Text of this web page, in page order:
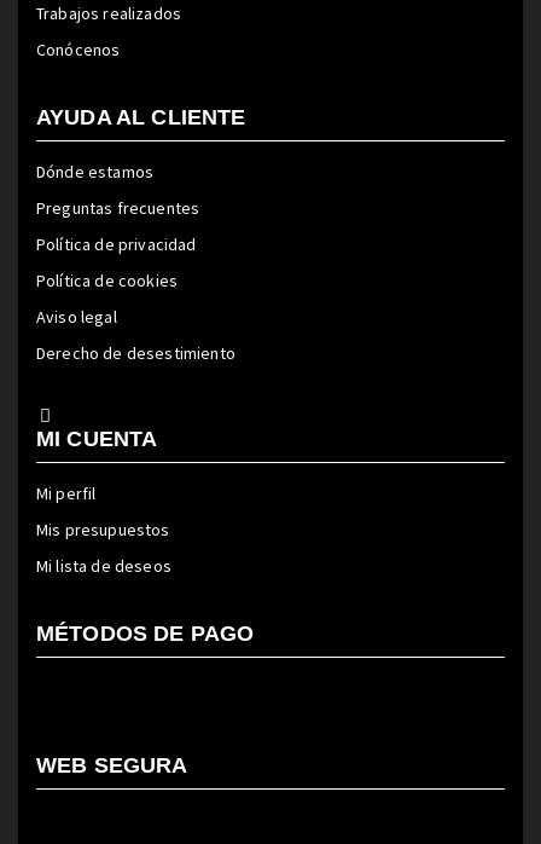
Trabajos realizados
Conócenos
AYUDA AL CLIENTE
Dónde estamos
Preguntas frecuentes
Política de privacidad
Política de cookies
Aviso legal
Derecho de desestimiento
MI CUENTA
Mi perfil
Mis presupuestos
Mi lista de deseos
MÉTODOS DE PAGO
WEB SEGURA